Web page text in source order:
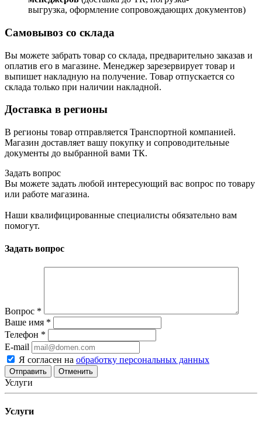
выгрузка, оформление сопровождающих документов)
Самовывоз со склада
Вы можете забрать товар со склада, предварительно заказав и
оплатив его в магазине. Менеджер зарезервирует товар и
выпишет накладную на получение. Товар отпускается со
склада только при наличии накладной.
Доставка в регионы
В регионы товар отправляется Транспортной компанией.
Магазин доставляет вашу покупку и сопроводительные
документы до выбранной вами ТК.
Задать вопрос
Вы можете задать любой интересующий вас вопрос по товару
или работе магазина.
Наши квалифицированные специалисты обязательно вам
помогут.
Задать вопрос
Вопрос *
Ваше имя *
Телефон *
E-mail
Я согласен на обработку персональных данных
Отменить
Услуги
Услуги